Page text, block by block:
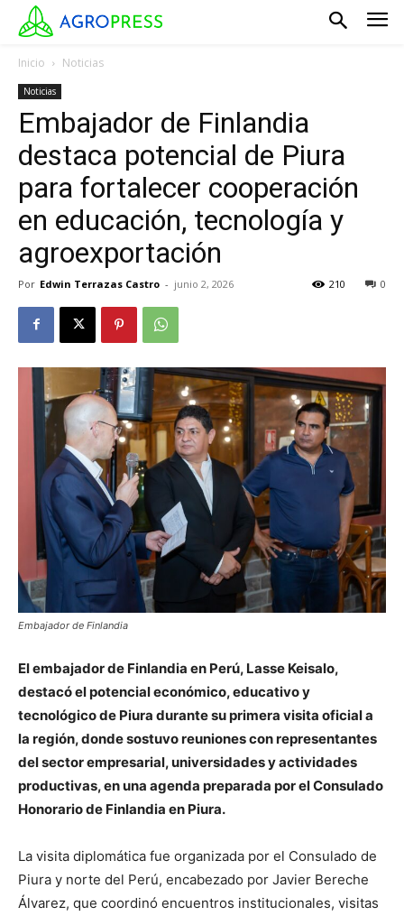
Inicio Noticias
Noticias
Embajador de Finlandia
destaca potencial de Piura
para fortalecer cooperación
en educación, tecnología y
agroexportación
Por Edwin Terrazas Castro - junio 2, 2026 0
210
Embajador de Finlandia
El embajador de Finlandia en Perú, Lasse Keisalo,
destacó el potencial económico, educativo y
tecnológico de Piura durante su primera visita oficial a
la región, donde sostuvo reuniones con representantes
del sector empresarial, universidades y actividades
productivas, en una agenda preparada por el Consulado
Honorario de Finlandia en Piura.
La visita diplomática fue organizada por el Consulado de
Piura y norte del Perú, encabezado por Javier Bereche
Álvarez, que coordinó encuentros institucionales, visitas